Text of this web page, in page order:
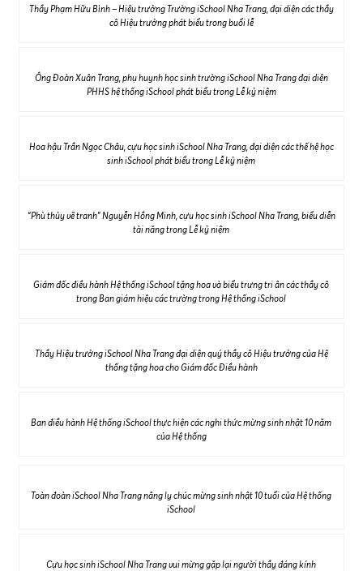
Thầy Phạm Hữu Bình – Hiệu trưởng Trường iSchool Nha Trang, đại diện các thầy
cô Hiệu trưởng phát biểu trong buổi lễ
Ông Đoàn Xuân Trang, phụ huynh học sinh trường iSchool Nha Trang đại diện
PHHS hệ thống iSchool phát biểu trong Lễ kỷ niệm
Hoa hậu Trần Ngọc Châu, cựu học sinh iSchool Nha Trang, đại diện các thế hệ học
sinh iSchool phát biểu trong Lễ kỷ niệm
“Phù thủy vẽ tranh” Nguyễn Hồng Minh, cựu học sinh iSchool Nha Trang, biểu diễn
tài năng trong Lễ kỷ niệm
Giám đốc điều hành Hệ thống iSchool tặng hoa và biểu trưng tri ân các thầy cô
trong Ban giám hiệu các trường trong Hệ thống iSchool
Thầy Hiệu trưởng iSchool Nha Trang đại diện quý thầy cô Hiệu trưởng của Hệ
thống tặng hoa cho Giám đốc Điều hành
Ban điều hành Hệ thống iSchool thực hiện các nghi thức mừng sinh nhật 10 năm
của Hệ thống
Toàn đoàn iSchool Nha Trang nâng ly chúc mừng sinh nhật 10 tuổi của Hệ thống
iSchool
Cựu học sinh iSchool Nha Trang vui mừng gặp lại người thầy đáng kính